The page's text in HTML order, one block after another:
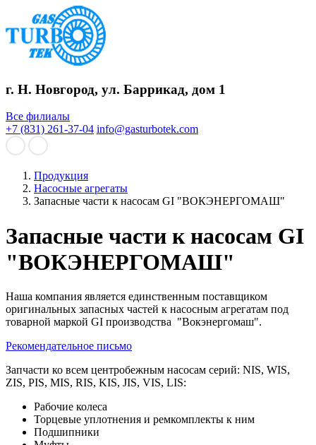
г. Н. Новгород, ул. Баррикад, дом 1
Все филиалы
+7 (831) 261-37-04 info@gasturbotek.com
Продукция
Насосные агрегаты
Запасные части к насосам GI "ВОКЭНЕРГОМАШ"
Запасные части к насосам GI
"ВОКЭНЕРГОМАШ"
Наша компания является единственным поставщиком
оригинальных запасных частей к насосным агрегатам под
товарной маркой GI производства "Вокэнергомаш".
Рекомендательное письмо
Запчасти ко всем центробежным насосам серий: NIS, WIS,
ZIS, PIS, MIS, RIS, KIS, JIS, VIS, LIS:
Рабочие колеса
Торцевые уплотнения и ремкомплекты к ним
Подшипники